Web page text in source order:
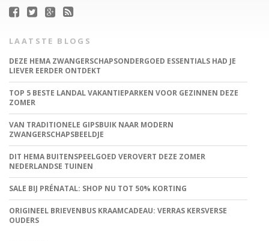
LAATSTE BLOGS
DEZE HEMA ZWANGERSCHAPSONDERGOED ESSENTIALS HAD JE
LIEVER EERDER ONTDEKT
TOP 5 BESTE LANDAL VAKANTIEPARKEN VOOR GEZINNEN DEZE
ZOMER
VAN TRADITIONELE GIPSBUIK NAAR MODERN
ZWANGERSCHAPSBEELDJE
DIT HEMA BUITENSPEELGOED VEROVERT DEZE ZOMER
NEDERLANDSE TUINEN
SALE BIJ PRÉNATAL: SHOP NU TOT 50% KORTING
ORIGINEEL BRIEVENBUS KRAAMCADEAU: VERRAS KERSVERSE
OUDERS